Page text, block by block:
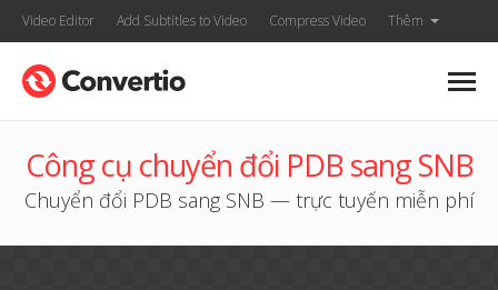
Video Editor Add Subtitles to Video Compress Video Thêm
Công cụ chuyển đổi PDB sang SNB
Chuyển đổi PDB sang SNB — trực tuyến miễn phí